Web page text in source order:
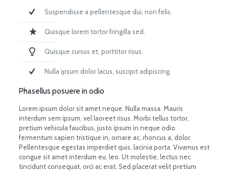
Suspendisse a pellentesque dui, non felis.
Quisque lorem tortor fringilla sed.
Quisque cursus et, porttitor risus.
Nulla ipsum dolor lacus, suscipit adipiscing.
Phasellus posuere in odio
Lorem ipsum dolor sit amet neque. Nulla massa. Mauris
interdum sem ipsum, vel laoreet risus. Morbi tellus tortor,
pretium vehicula faucibus, justo ipsum in neque odio
fermentum sapien tristique in, ornare ac, rhoncus a, dolor.
Pellentesque egestas imperdiet quis, lacinia porta. Vivamus est
congue sit amet interdum eu, leo. Ut molestie, lectus nec
tincidunt consequat, orci ac erat. Sed placerat velit pretium